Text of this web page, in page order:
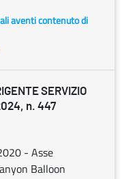
aventi contenuto di
SERVIZIO
n. 447
- Asse
Balloon